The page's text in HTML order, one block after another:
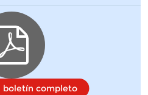
boletín completo